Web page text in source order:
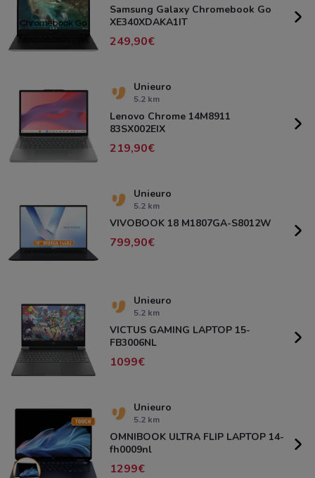
Samsung Galaxy Chromebook Go
XE340XDAKA1IT
249,90
Unieuro
5.2 km
Lenovo Chrome 14M8911
83SX002EIX
219,90
Unieuro
5.2 km
VIVOBOOK 18 M1807GA-S8012W
799,90
Unieuro
5.2 km
VICTUS GAMING LAPTOP 15-
FB3006NL
1099
Unieuro
5.2 km
OMNIBOOK ULTRA FLIP LAPTOP 14-
fh0009nl
1299